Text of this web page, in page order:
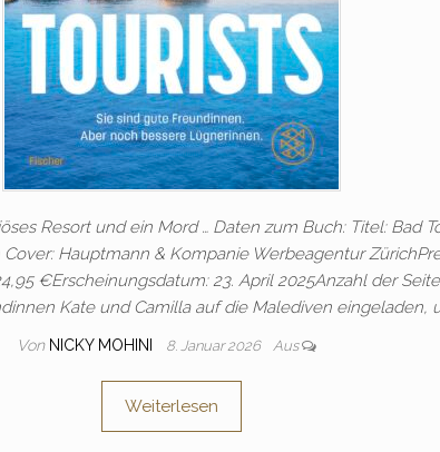
Resort und ein Mord … Daten zum Buch: Titel: Bad
Hauptmann & Kompanie Werbeagentur
€Erscheinungsdatum: 23. April 2025Anzahl der
Kate und Camilla auf die Malediven eingeladen,
Von NICKY MOHINI 8. Januar 2026 Aus
Weiterlesen